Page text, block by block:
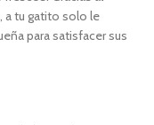
a tu gatito solo le
para satisfacer sus